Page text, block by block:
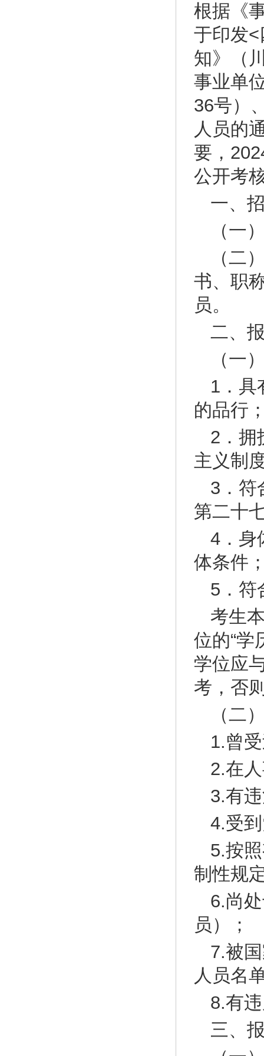
根据《
于印发
知》（
事业单
36号）
人员的
要，
公开考
一、
（一
（二
书、职
员。
二、
（一
1．具
的品行
2．拥
主义制
3．符
第二十
4．身
体条件
5．符
考生
位的“学
学位应
考，否
（二
1.曾
2.在
3.有
4.受
5.按
制性规
6.尚
员）；
7.被
人员名
8.有
三、